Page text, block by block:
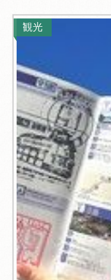
グルメ
観光